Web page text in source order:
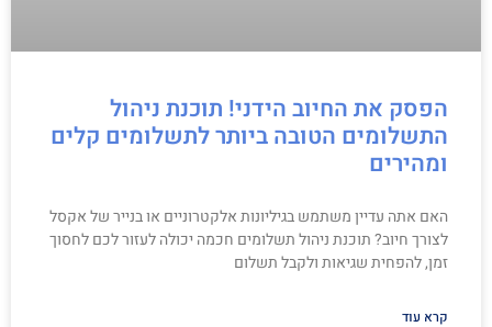
הפסק את החיוב הידני! תוכנת ניהול
התשלומים הטובה ביותר לתשלומים קלים
ומהירים
האם אתה עדיין משתמש בגיליונות אלקטרוניים או בנייר של אקסל
לצורך חיוב? תוכנת ניהול תשלומים חכמה יכולה לעזור לכם לחסוך
זמן, להפחית שגיאות ולקבל תשלום
קרא עוד